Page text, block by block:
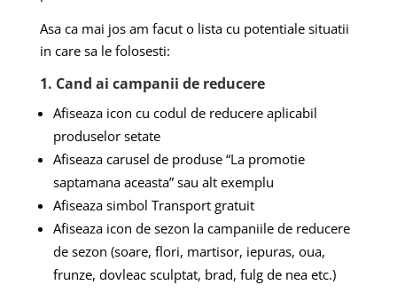
Asa ca mai jos am facut o lista cu potentiale situatii
in care sa le folosesti:
1. Cand ai campanii de reducere
Afiseaza icon cu codul de reducere aplicabil
produselor setate
Afiseaza carusel de produse “La promotie
saptamana aceasta” sau alt exemplu
Afiseaza simbol Transport gratuit
Afiseaza icon de sezon la campaniile de reducere
de sezon (soare, flori, martisor, iepuras, oua,
frunze, dovleac sculptat, brad, fulg de nea etc.)